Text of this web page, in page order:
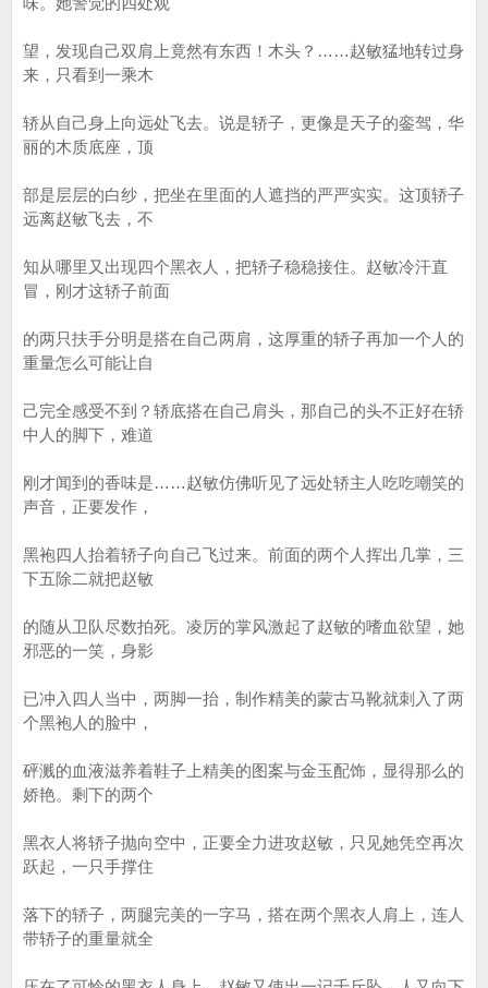
望，发现自己双肩上竟然有东西！木头？……赵敏猛地转过身
来，只看到一乘木
轿从自己身上向远处飞去。说是轿子，更像是天子的銮驾，华
丽的木质底座，顶
部是层层的白纱，把坐在里面的人遮挡的严严实实。这顶轿子
远离赵敏飞去，不
知从哪里又出现四个黑衣人，把轿子稳稳接住。赵敏冷汗直
冒，刚才这轿子前面
的两只扶手分明是搭在自己两肩，这厚重的轿子再加一个人的
重量怎么可能让自
己完全感受不到？轿底搭在自己肩头，那自己的头不正好在轿
中人的脚下，难道
刚才闻到的香味是……赵敏仿佛听见了远处轿主人吃吃嘲笑的
声音，正要发作，
黑袍四人抬着轿子向自己飞过来。前面的两个人挥出几掌，三
下五除二就把赵敏
的随从卫队尽数拍死。凌厉的掌风激起了赵敏的嗜血欲望，她
邪恶的一笑，身影
已冲入四人当中，两脚一抬，制作精美的蒙古马靴就刺入了两
个黑袍人的脸中，
砰溅的血液滋养着鞋子上精美的图案与金玉配饰，显得那么的
娇艳。剩下的两个
黑衣人将轿子抛向空中，正要全力进攻赵敏，只见她凭空再次
跃起，一只手撑住
落下的轿子，两腿完美的一字马，搭在两个黑衣人肩上，连人
带轿子的重量就全